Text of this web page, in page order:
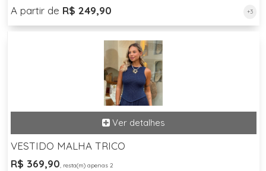
A partir de R$ 249,90 +3
VESTIDO MALHA TRICO
R$ 369,90, resta(m) apenas 2